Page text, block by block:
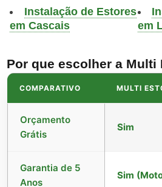
Instalação de Estores
em Cascais
em
Por que escolher a Multi
COMPARATIVO MULTI
Orçamento
Grátis
Sim
Garantia de 5
Anos
Sim